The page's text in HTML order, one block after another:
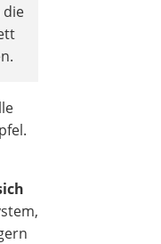
die